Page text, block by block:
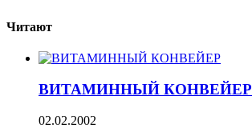
Читают
ВИТАМИННЫЙ КОНВЕЙЕР
02.02.2002